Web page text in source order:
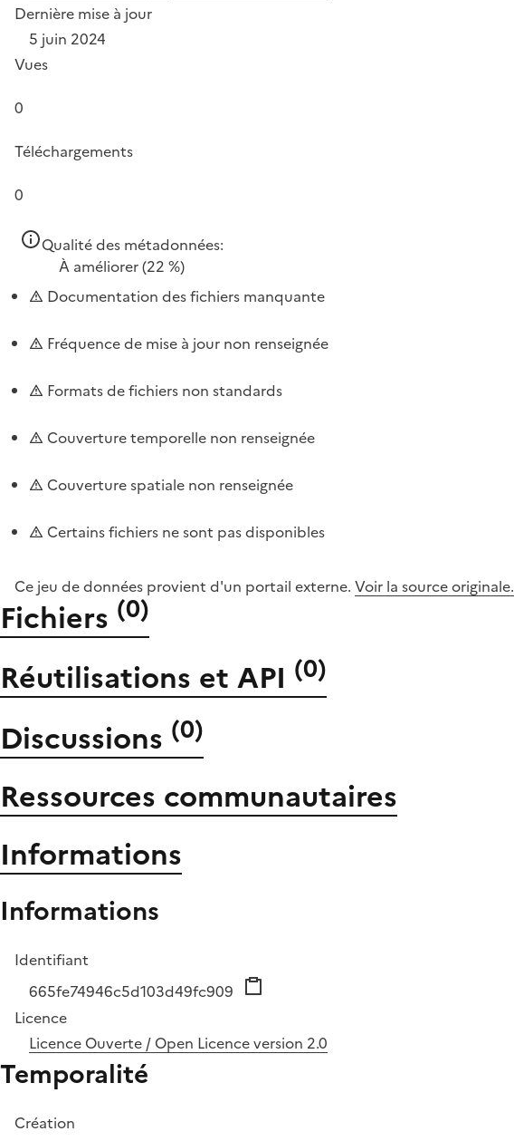
Dernière mise à jour
5 juin 2024
Vues
0
Téléchargements
0
Qualité des métadonnées:
À améliorer(22 %)
Documentation des fichiers manquante
Fréquence de mise à jour non renseignée
Formats de fichiers non standards
Couverture temporelle non renseignée
Couverture spatiale non renseignée
Certains fichiers ne sont pas disponibles
Ce jeu de données provient d'un portail externe. Voir la source originale.
Fichiers (0)
Réutilisations et API (0)
Discussions (0)
Ressources communautaires
Informations
Informations
Identifiant
665fe74946c5d103d49fc909
Licence
Licence Ouverte / Open Licence version 2.0
Temporalité
Création